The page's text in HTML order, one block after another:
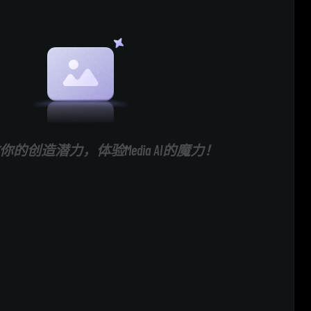
的创造潜力，体验Media AI的魔力！